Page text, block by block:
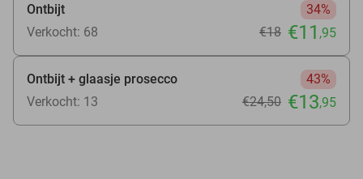
Ontbijt
34%
Verkocht: 68
€18 €11 ,95
Ontbijt + glaasje prosecco
43%
Verkocht: 13
€24,50 €13,95